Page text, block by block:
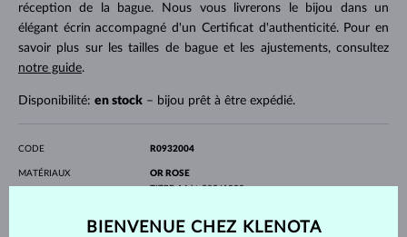
réception de la bague. Nous vous livrerons le bijou dans un
élégant écrin accompagné d'un Certificat d'authenticité. Pour en
savoir plus sur les tailles de bague et les ajustements, consultez
notre guide.
Disponibilité: en stock– bijou prêt à être expédié.
CODE R0932004
MATÉRIAUX
OR ROSE
TITRE14 kt 585/1000
BIENVENUE CHEZ KLENOTA